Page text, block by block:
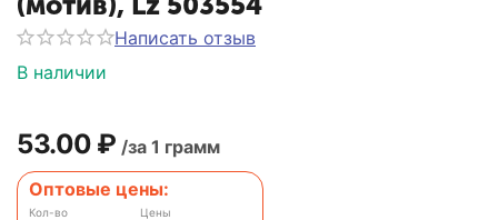
Написать отзыв
В наличии
53.00 ₽ /за 1 грамм
Оптовые цены:
Кол-во Цены